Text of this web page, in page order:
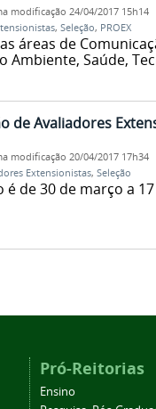
modificação 24/04/2017 15h14
, Seleção, PROEX
áreas de
Ambiente, Saúde,
de Avaliadores
modificação 20/04/2017 17h34
Extensionistas, Seleção
de 30 de março a
Pró-Reitorias
Ensino